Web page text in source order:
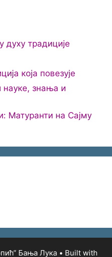
духу традиције
која повезује
знања и
Матуранти на Сајму
Бања Лука • Built with